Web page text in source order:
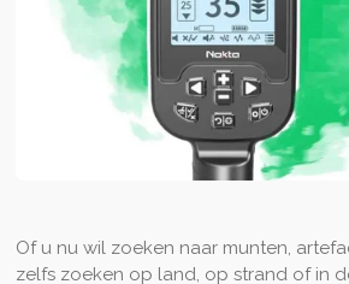
Of u nu wil zoeken naar munten,
zelfs zoeken op land, op strand of in